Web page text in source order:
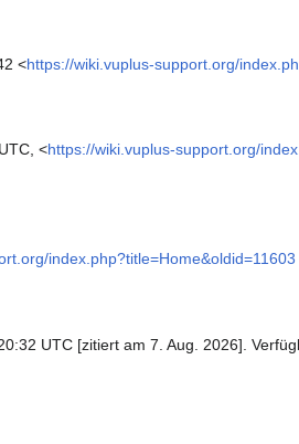
<https://wiki.vuplus-support.org/
<https://wiki.vuplus-support.org/
index.php?title=Home&oldid=11603
UTC [zitiert am 7. Aug. 2026].